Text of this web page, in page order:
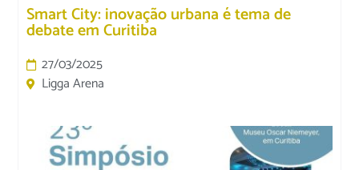
Smart City: inovação urbana é tema de
debate em Curitiba
27/03/2025
Ligga Arena